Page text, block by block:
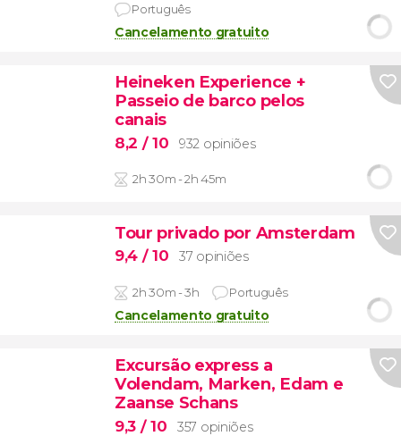
Português
Cancelamento gratuito
Heineken Experience +
Passeio de barco pelos
canais
8,2 / 10 932 opiniões
2h 30m - 2h 45m
Tour privado por Amsterdam
9,4 / 10 37 opiniões
2h 30m - 3h Português
Cancelamento gratuito
Excursão express a
Volendam, Marken, Edam e
Zaanse Schans
9,3 / 10 357 opiniões